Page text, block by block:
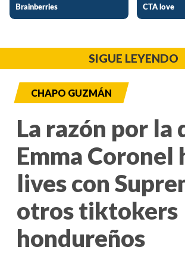
SIGUE LEYENDO
CHAPO GUZMÁN
La razón por la
Emma Coronel
lives con
otros tiktokers
hondureños